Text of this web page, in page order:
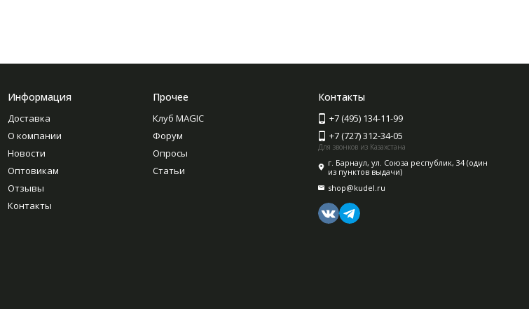
Информация
Доставка
О компании
Новости
Оптовикам
Отзывы
Контакты
Прочее
Клуб MAGIC
Форум
Опросы
Статьи
Контакты
+7 (495) 134-11-99
+7 (727) 312-34-05
Для звонков из Казахстана
г. Барнаул, ул. Союза республик, 34 (один
из пунктов выдачи)
shop@kudel.ru